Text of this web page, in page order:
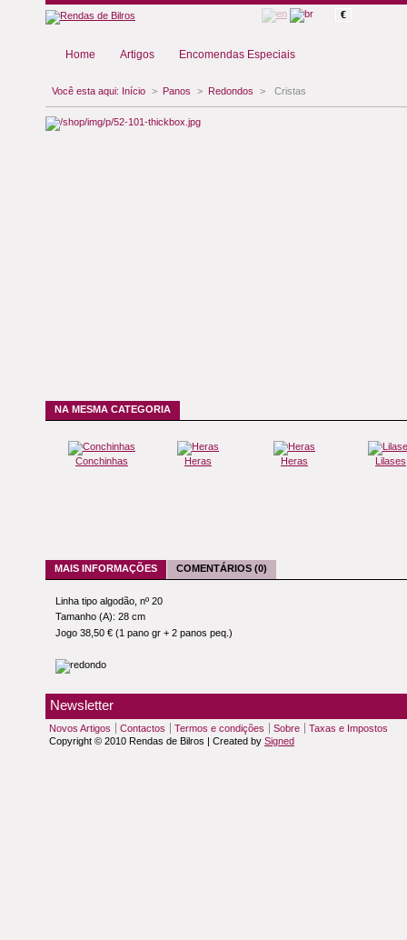
€
Home Artigos Encomendas Especiais
Você esta aqui: Início > Panos > Redondos > Cristas
NA MESMA CATEGORIA
Conchinhas Heras Heras Lilases
MAIS INFORMAÇÕES COMENTÁRIOS (0)
Linha tipo algodão, nº 20
Tamanho (A): 28 cm
Jogo 38,50 € (1 pano gr + 2 panos peq.)
Newsletter
Novos Artigos Contactos Termos e condições Sobre
Taxas e Impostos
Copyright © 2010 Rendas de Bilros | Created by Signed